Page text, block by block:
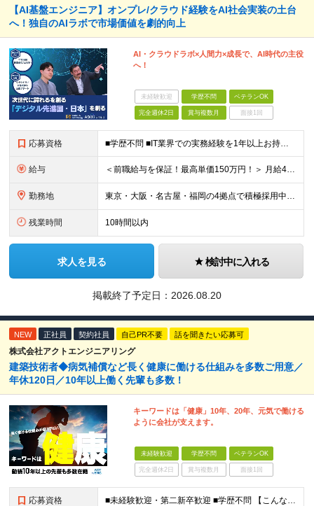
【AI基盤エンジニア】オンプレ/クラウド経験をAI社会実装の土台
へ！独自のAIラボで市場価値を劇的向上
AI・クラウドラボ×人間力×成長で、AI時代の主役
へ！
未経験歓迎 学歴不問 ベテランOK
完全週休2日 賞与複数月 面接1回
応募資格 ■学歴不問 ■IT業界での実務経験を1年以上お持ちの方 ★経験した業務範囲／使用言語などの開発環境／前職での雇用形態は一切不問です！ 【設立4年目で440名に拡大中！】 年齢・経験も多様なメンバーが
給与 ＜前職給与を保証！最高単価150万円！＞ 月給40万円～120万円+賞与 ◎入社した全員が年収UPしています！平均161万円UP！ ※経験・能力などを考慮の上、決定します。 ※上記給与には、月30
勤務地 東京・大阪・名古屋・福岡の4拠点で積極採用中。 ※転居を伴う転勤はなし。U・Iターン大歓迎！ ※本社または各拠点近郊のプロジェクト先での勤務となります。 ※プロジェクトにより、フルリモート相談可 【
残業時間 10時間以内
求人を見る 検討中に入れる
掲載終了予定日： 2026.08.20
NEW 正社員 契約社員 自己PR不要 話を聞きたい応募可
株式会社アクトエンジニアリング
建築技術者◆病気補償など長く健康に働ける仕組みを多数ご用意／
年休120日／10年以上働く先輩も多数！
キーワードは「健康」10年、20年、元気で働ける
ように会社が支えます。
未経験歓迎 学歴不問 ベテランOK
完全週休2日 賞与複数月 面接1回
応募資格 ■未経験歓迎・第二新卒歓迎 ■学歴不問 【こんな方はぜひご応募ください】 ■大手ゼネコンのプロジェクトに関わってみたい ■福利厚生が整った会社で働きたい ■年収アップを狙いたい ■スケールの大きな仕